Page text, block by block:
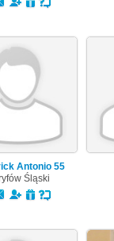
Antonio 55
Śląski